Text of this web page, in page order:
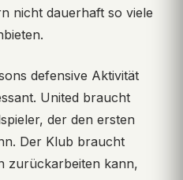
nicht dauerhaft so viele
defensive Aktivität
United braucht
der den ersten
Der Klub braucht
zurückarbeiten kann,